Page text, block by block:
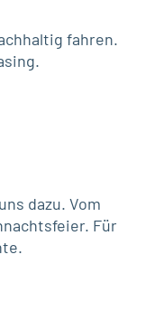
fahren.
dazu. Vom
Für